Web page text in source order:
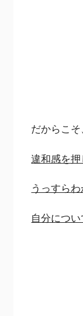
だからこそ
違和感を押
うっすらわ
自分につい